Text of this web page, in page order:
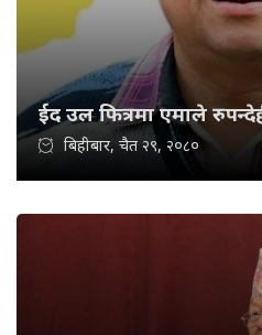
ईद उल फित्रमा एमाले
बिहीबार, चैत २९, २०८०